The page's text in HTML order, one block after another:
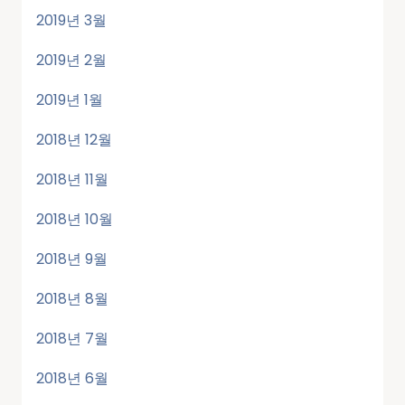
2019년 3월
2019년 2월
2019년 1월
2018년 12월
2018년 11월
2018년 10월
2018년 9월
2018년 8월
2018년 7월
2018년 6월